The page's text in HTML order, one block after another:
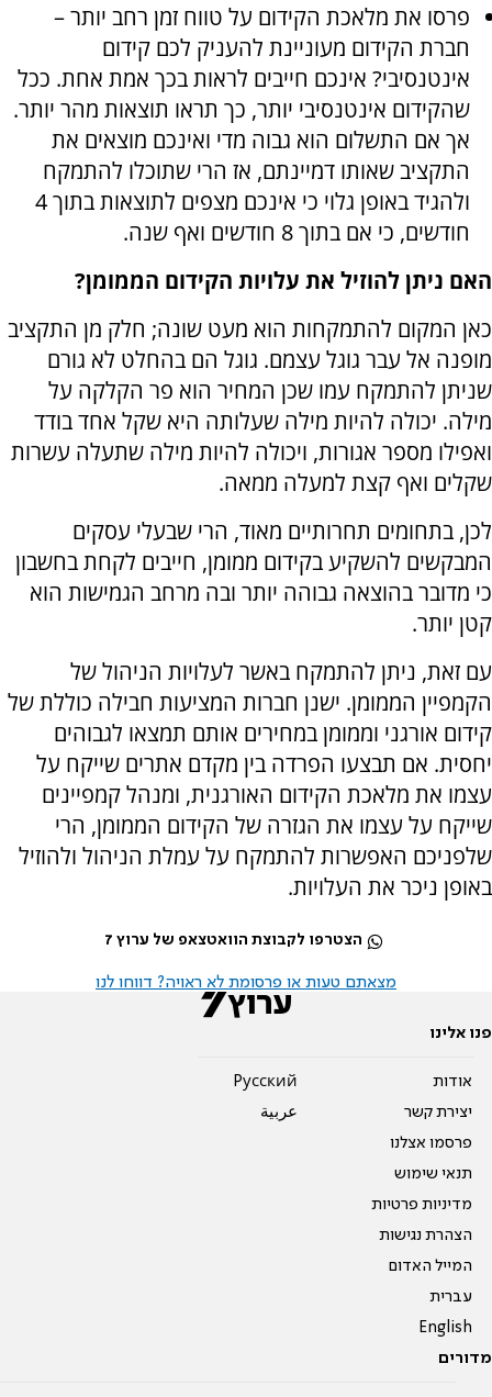
פרסו את מלאכת הקידום על טווח זמן רחב יותר –
חברת הקידום מעוניינת להעניק לכם קידום
אינטנסיבי? אינכם חייבים לראות בכך אמת אחת. ככל
שהקידום אינטנסיבי יותר, כך תראו תוצאות מהר יותר.
אך אם התשלום הוא גבוה מדי ואינכם מוצאים את
התקציב שאותו דמיינתם, אז הרי שתוכלו להתמקח
ולהגיד באופן גלוי כי אינכם מצפים לתוצאות בתוך 4
חודשים, כי אם בתוך 8 חודשים ואף שנה.
האם ניתן להוזיל את עלויות הקידום הממומן?
כאן המקום להתמקחות הוא מעט שונה; חלק מן התקציב
מופנה אל עבר גוגל עצמם. גוגל הם בהחלט לא גורם
שניתן להתמקח עמו שכן המחיר הוא פר הקלקה על
מילה. יכולה להיות מילה שעלותה היא שקל אחד בודד
ואפילו מספר אגורות, ויכולה להיות מילה שתעלה עשרות
שקלים ואף קצת למעלה ממאה.
לכן, בתחומים תחרותיים מאוד, הרי שבעלי עסקים
המבקשים להשקיע בקידום ממומן, חייבים לקחת בחשבון
כי מדובר בהוצאה גבוהה יותר ובה מרחב הגמישות הוא
קטן יותר.
עם זאת, ניתן להתמקח באשר לעלויות הניהול של
הקמפיין הממומן. ישנן חברות המציעות חבילה כוללת של
קידום אורגני וממומן במחירים אותם תמצאו לגבוהים
יחסית. אם תבצעו הפרדה בין מקדם אתרים שייקח על
עצמו את מלאכת הקידום האורגנית, ומנהל קמפיינים
שייקח על עצמו את הגזרה של הקידום הממומן, הרי
שלפניכם האפשרות להתמקח על עמלת הניהול ולהוזיל
באופן ניכר את העלויות.
הצטרפו לקבוצת הוואטצאפ של ערוץ 7
מצאתם טעות או פרסומת לא ראויה? דווחו לנו
פנו אלינו
אודות
יצירת קשר
פרסמו אצלנו
תנאי שימוש
מדיניות פרטיות
הצהרת נגישות
המייל האדום
עברית
English
Pусский
عربية
מדורים